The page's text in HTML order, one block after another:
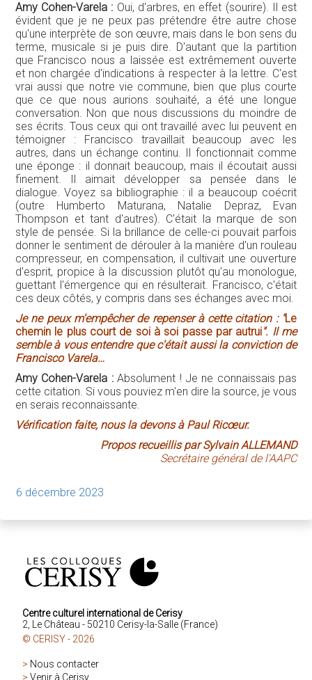
Amy Cohen-Varela : Oui, d'arbres, en effet (sourire). Il est
évident que je ne peux pas prétendre être autre chose
qu'une interprète de son œuvre, mais dans le bon sens du
terme, musicale si je puis dire. D'autant que la partition
que Francisco nous a laissée est extrêmement ouverte
et non chargée d'indications à respecter à la lettre. C'est
vrai aussi que notre vie commune, bien que plus courte
que ce que nous aurions souhaité, a été une longue
conversation. Non que nous discussions du moindre de
ses écrits. Tous ceux qui ont travaillé avec lui peuvent en
témoigner : Francisco travaillait beaucoup avec les
autres, dans un échange continu. Il fonctionnait comme
une éponge : il donnait beaucoup, mais il écoutait aussi
finement. Il aimait développer sa pensée dans le
dialogue. Voyez sa bibliographie : il a beaucoup coécrit
(outre Humberto Maturana, Natalie Depraz, Evan
Thompson et tant d'autres). C'était la marque de son
style de pensée. Si la brillance de celle-ci pouvait parfois
donner le sentiment de dérouler à la manière d'un rouleau
compresseur, en compensation, il cultivait une ouverture
d'esprit, propice à la discussion plutôt qu'au monologue,
guettant l'émergence qui en résulterait. Francisco, c'était
ces deux côtés, y compris dans ses échanges avec moi.
Je ne peux m'empêcher de repenser à cette citation : "Le
chemin le plus court de soi à soi passe par autrui". Il me
semble à vous entendre que c'était aussi la conviction de
Francisco Varela…
Amy Cohen-Varela :Absolument ! Je ne connaissais pas
cette citation. Si vous pouviez m'en dire la source, je vous
en serais reconnaissante.
Vérification faite, nous la devons à Paul Ricœur.
Propos recueillis par Sylvain ALLEMAND
Secrétaire général de l'AAPC
6 décembre 2023
Centre culturel international de Cerisy
2, Le Château - 50210 Cerisy-la-Salle (France)
© CERISY - 2026
> Nous contacter
> Venir à Cerisy